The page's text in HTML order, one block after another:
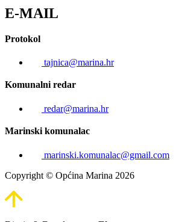
E-MAIL
Protokol
tajnica@marina.hr
Komunalni redar
redar@marina.hr
Marinski komunalac
marinski.komunalac@gmail.com
Copyright © Općina Marina 2026